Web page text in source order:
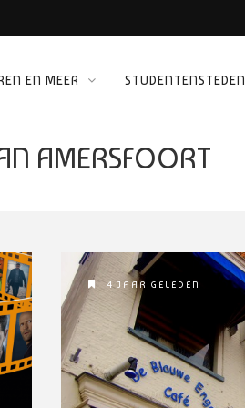
EN MEER STUDENTENSTEDEN
AMERSFOORT
4 JAAR GELEDEN